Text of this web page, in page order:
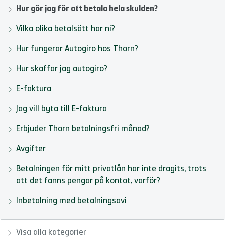
Hur gör jag för att betala hela skulden?
Vilka olika betalsätt har ni?
Hur fungerar Autogiro hos Thorn?
Hur skaffar jag autogiro?
E-faktura
Jag vill byta till E-faktura
Erbjuder Thorn betalningsfri månad?
Avgifter
Betalningen för mitt privatlån har inte dragits, trots
att det fanns pengar på kontot, varför?
Inbetalning med betalningsavi
Visa alla kategorier